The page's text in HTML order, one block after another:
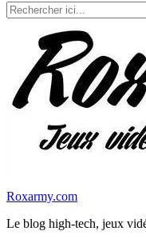
Recherche
pour
Roxarmy.com
Le blog high-tech, jeux